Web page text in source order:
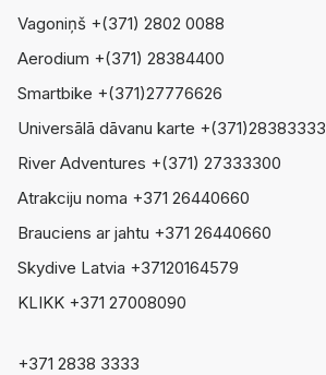
Vagoniņš +(371) 2802 0088
Aerodium +(371) 28384400
Smartbike +(371)27776626
Universālā dāvanu karte +(371)28383333
River Adventures +(371) 27333300
Atrakciju noma +371 26440660
Brauciens ar jahtu +371 26440660
Skydive Latvia +37120164579
KLIKK +371 27008090
+371 2838 3333